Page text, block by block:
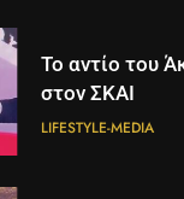
Το αντίο του
στον ΣΚΑΙ
LIFESTYLE-MEDIA